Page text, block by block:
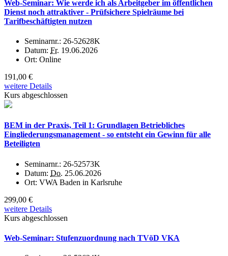
Web-Seminar: Wie werde ich als Arbeitgeber im öffentlichen
Dienst noch attraktiver - Prüfsichere Spielräume bei
Tarifbeschäftigten nutzen
Seminarnr.: 26-52628K
Datum: Fr. 19.06.2026
Ort: Online
191,00 €
weitere Details
Kurs abgeschlossen
BEM in der Praxis, Teil 1: Grundlagen Betriebliches
Eingliederungsmanagement - so entsteht ein Gewinn für alle
Beteiligten
Seminarnr.: 26-52573K
Datum: Do. 25.06.2026
Ort: VWA Baden in Karlsruhe
299,00 €
weitere Details
Kurs abgeschlossen
Web-Seminar: Stufenzuordnung nach TVöD VKA